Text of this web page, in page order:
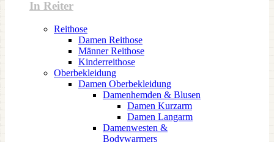
In Reiter
Reithose
Damen Reithose
Männer Reithose
Kinderreithose
Oberbekleidung
Damen Oberbekleidung
Damenhemden & Blusen
Damen Kurzarm
Damen Langarm
Damenwesten &
Bodywarmers